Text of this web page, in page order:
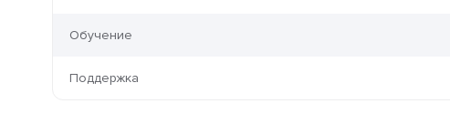
Обучение
Поддержка